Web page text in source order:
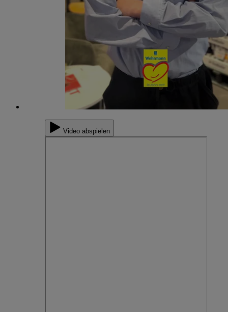
Video abspielen